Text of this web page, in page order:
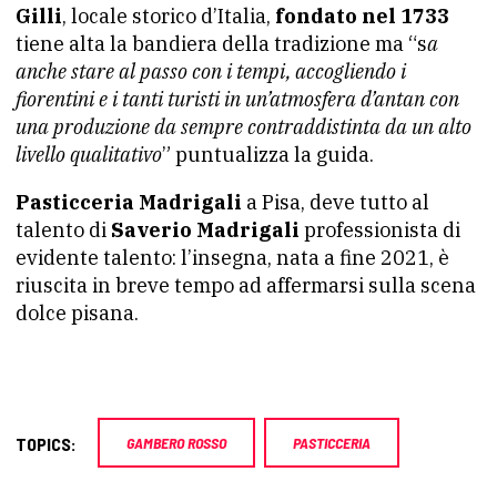
Gilli, locale storico d’Italia, fondato nel 1733
tiene alta la bandiera della tradizione ma “sa
anche stare al passo con i tempi, accogliendo i
fiorentini e i tanti turisti in un’atmosfera d’antan con
una produzione da sempre contraddistinta da un alto
livello qualitativo” puntualizza la guida.
Pasticceria Madrigali a Pisa, deve tutto al
talento di Saverio Madrigali professionista di
evidente talento: l’insegna, nata a fine 2021, è
riuscita in breve tempo ad affermarsi sulla scena
dolce pisana.
TOPICS: GAMBERO ROSSO PASTICCERIA